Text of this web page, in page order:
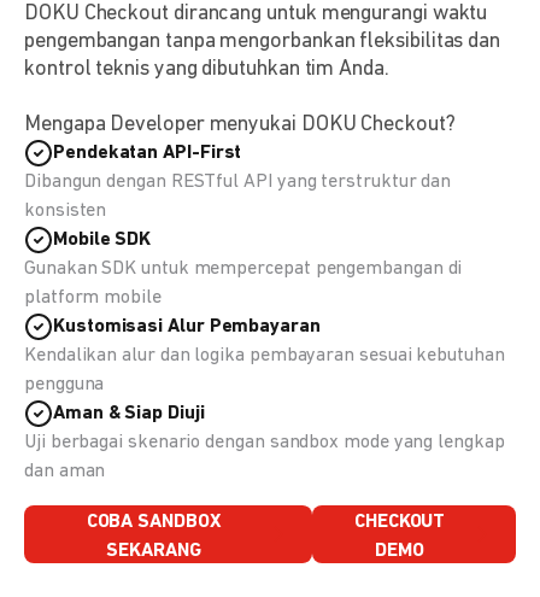
DOKU Checkout dirancang untuk mengurangi waktu
pengembangan tanpa mengorbankan fleksibilitas dan
kontrol teknis yang dibutuhkan tim Anda.
Mengapa Developer menyukai DOKU Checkout?
Pendekatan API-First
Dibangun dengan RESTful API yang terstruktur dan
konsisten
Mobile SDK
Gunakan SDK untuk mempercepat pengembangan di
platform mobile
Kustomisasi Alur Pembayaran
Kendalikan alur dan logika pembayaran sesuai kebutuhan
pengguna
Aman & Siap Diuji
Uji berbagai skenario dengan sandbox mode yang lengkap
dan aman
COBA SANDBOX
SEKARANG
CHECKOUT
DEMO